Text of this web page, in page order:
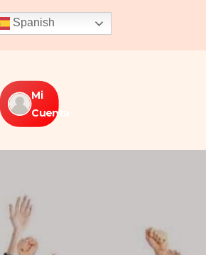
Spanish
Mi
Cuenta